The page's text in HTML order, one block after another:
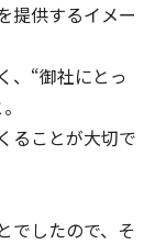
提供するイメー
、“御社にとっ
ることが大切で
したので、そ